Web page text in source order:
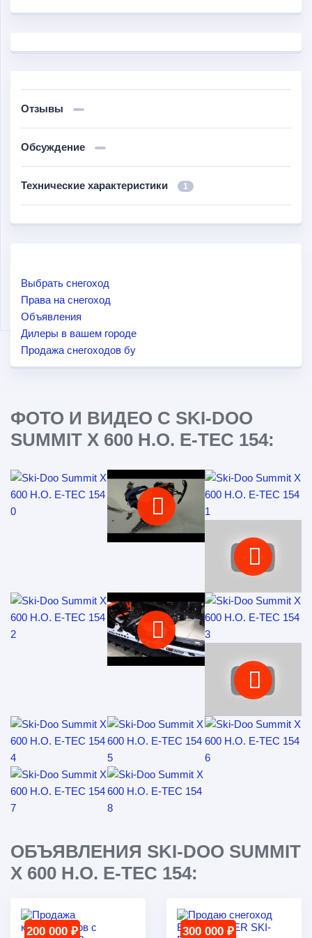
Отзывы
Обсуждение
Технические характеристики 1
Выбрать снегоход
Права на снегоход
Объявления
Дилеры в вашем городе
Продажа снегоходов бу
ФОТО И ВИДЕО С SKI-DOO
SUMMIT X 600 H.O. E-TEC 154:
ОБЪЯВЛЕНИЯ SKI-DOO SUMMIT
X 600 H.O. E-TEC 154:
200 000 ₽ 300 000 ₽